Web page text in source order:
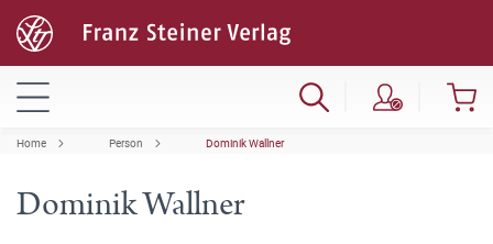
Home Person Dominik Wallner
Dominik Wallner